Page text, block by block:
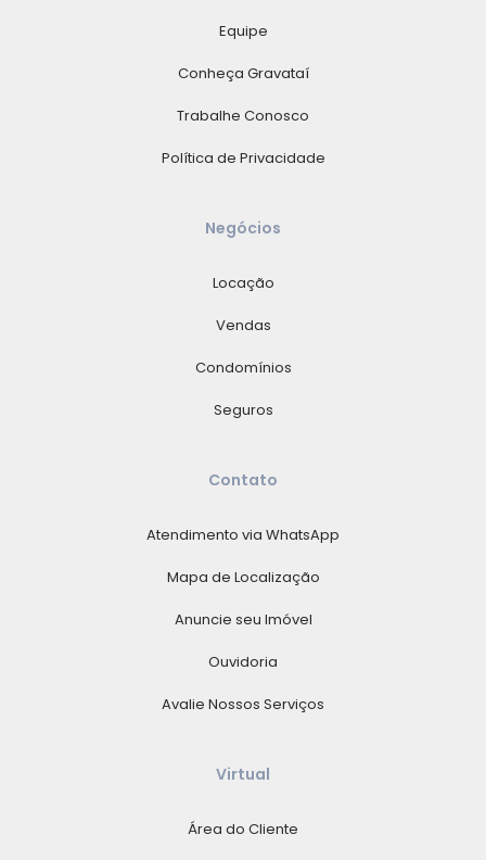
Equipe
Conheça Gravataí
Trabalhe Conosco
Política de Privacidade
Negócios
Locação
Vendas
Condomínios
Seguros
Contato
Atendimento via WhatsApp
Mapa de Localização
Anuncie seu Imóvel
Ouvidoria
Avalie Nossos Serviços
Virtual
Área do Cliente